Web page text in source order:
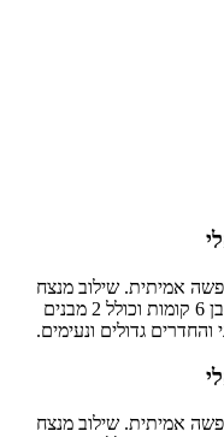
אמיתית. שילוב מנצח
לחופשה גדולה בשמורת טבע יפה. המועדון בן 6 קומות וכולל 2 מבנים
גדולים ונעימים.
אמיתית. שילוב מנצח